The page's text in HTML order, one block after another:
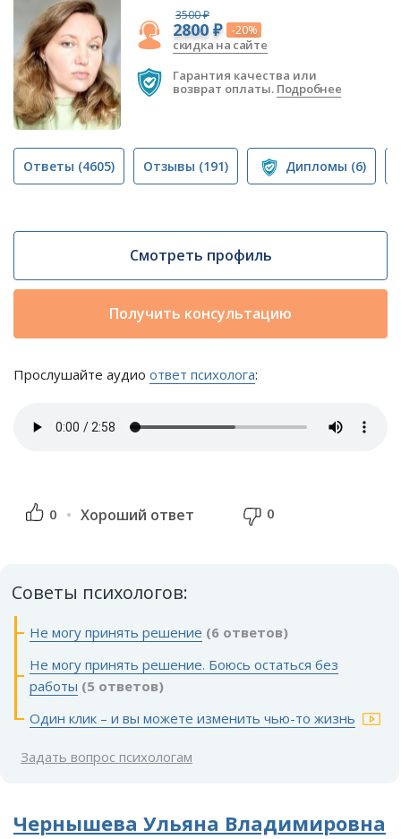
3500 ₽
2800 ₽ -20%
скидка на сайте
Гарантия качества или
возврат оплаты. Подробнее
Ответы (4605) Отзывы (191) Дипломы (6)
Смотреть профиль
Получить консультацию
Прослушайте аудио ответ психолога:
0 Хороший ответ 0
Советы психологов:
Не могу принять решение (6 ответов)
Не могу принять решение. Боюсь остаться без
работы (5 ответов)
Один клик – и вы можете изменить чью-то жизнь
Задать вопрос психологам
Чернышева Ульяна Владимировна